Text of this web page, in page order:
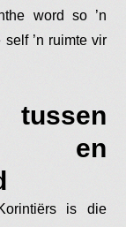
word so ’n
’n ruimte vir
en
is die